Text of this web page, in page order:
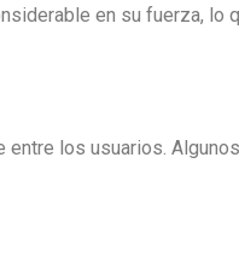
en su fuerza,
los usuarios.